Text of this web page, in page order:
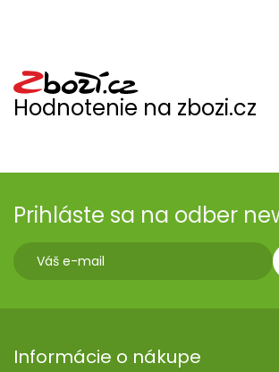
Hodnotenie na zbozi.cz
Prihláste sa na odber
Informácie o nákupe